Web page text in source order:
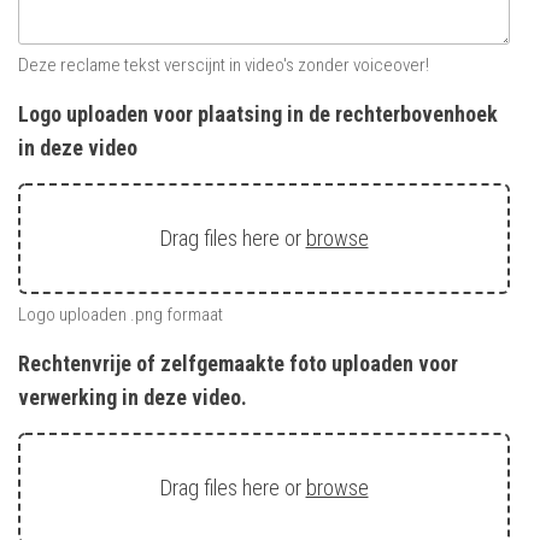
Deze reclame tekst verscijnt in video's zonder voiceover!
Logo uploaden voor plaatsing in de rechterbovenhoek
in deze video
Drag files here or browse
Logo uploaden .png formaat
Rechtenvrije of zelfgemaakte foto uploaden voor
verwerking in deze video.
Drag files here or browse